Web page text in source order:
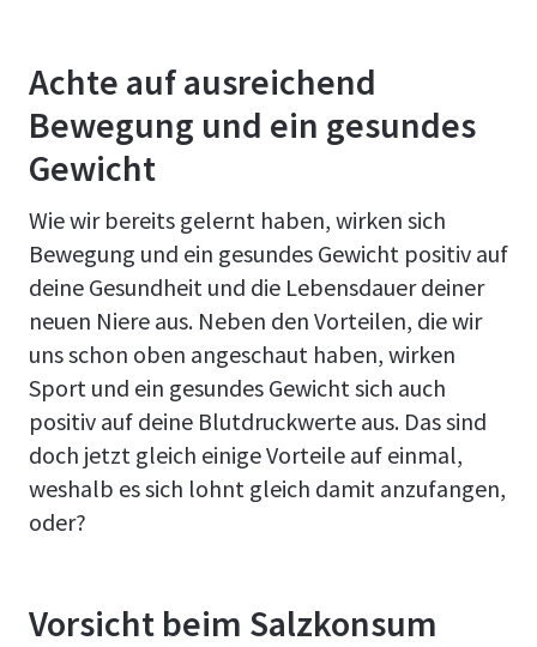
Achte auf ausreichend
Bewegung und ein gesundes
Gewicht
Wie wir bereits gelernt haben, wirken sich
Bewegung und ein gesundes Gewicht positiv auf
deine Gesundheit und die Lebensdauer deiner
neuen Niere aus. Neben den Vorteilen, die wir
uns schon oben angeschaut haben, wirken
Sport und ein gesundes Gewicht sich auch
positiv auf deine Blutdruckwerte aus. Das sind
doch jetzt gleich einige Vorteile auf einmal,
weshalb es sich lohnt gleich damit anzufangen,
oder?
Vorsicht beim Salzkonsum